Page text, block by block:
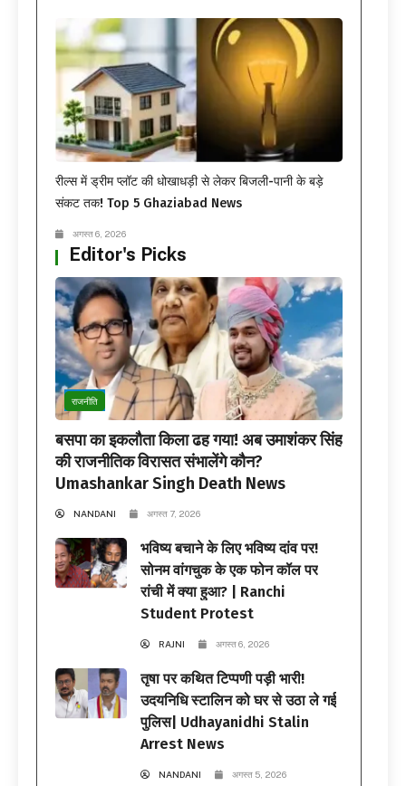
रील्स में ड्रीम प्लॉट की धोखाधड़ी से लेकर बिजली-पानी के बड़े
संकट तक! Top 5 Ghaziabad News
अगस्त 6, 2026
Editor's Picks
राजनीति
बसपा का इकलौता किला ढह गया! अब उमाशंकर सिंह
की राजनीतिक विरासत संभालेंगे कौन?
Umashankar Singh Death News
NANDANI अगस्त 7, 2026
भविष्य बचाने के लिए भविष्य दांव पर!
सोनम वांगचुक के एक फोन कॉल पर
रांची में क्या हुआ? | Ranchi
Student Protest
RAJNI अगस्त 6, 2026
तृषा पर कथित टिप्पणी पड़ी भारी!
उदयनिधि स्टालिन को घर से उठा ले गई
पुलिस| Udhayanidhi Stalin
Arrest News
NANDANI अगस्त 5, 2026